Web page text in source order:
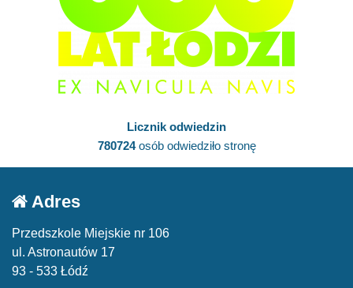
Licznik odwiedzin
780724osób odwiedziło stronę
Adres
Przedszkole Miejskie nr 106
ul. Astronautów 17
93 - 533 Łódź